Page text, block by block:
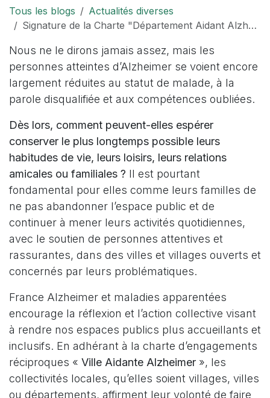
Tous les blogs
Actualités diverses
Signature de la Charte "Département Aidant Alzheimer"
Nous ne le dirons jamais assez, mais les
personnes atteintes d’Alzheimer se voient encore
largement réduites au statut de malade, à la
parole disqualifiée et aux compétences oubliées.
Dès lors, comment peuvent-elles espérer
conserver le plus longtemps possible leurs
habitudes de vie, leurs loisirs, leurs relations
amicales ou familiales ? Il est pourtant
fondamental pour elles comme leurs familles de
ne pas abandonner l’espace public et de
continuer à mener leurs activités quotidiennes,
avec le soutien de personnes attentives et
rassurantes, dans des villes et villages ouverts et
concernés par leurs problématiques.
France Alzheimer et maladies apparentées
encourage la réflexion et l’action collective visant
à rendre nos espaces publics plus accueillants et
inclusifs. En adhérant à la charte d’engagements
réciproques « Ville Aidante Alzheimer », les
collectivités locales, qu’elles soient villages, villes
ou départements, affirment leur volonté de faire